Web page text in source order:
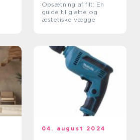
Opsætning af filt: En
guide til glatte og
æstetiske vægge
04. august 2024